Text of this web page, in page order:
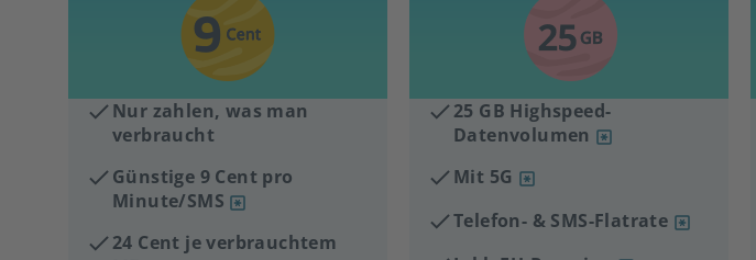
Nur zahlen, was man
verbraucht
Günstige 9 Cent pro
Minute/SMS
24 Cent je verbrauchtem
25 GB Highspeed-
Datenvolumen
Mit 5G
Telefon- & SMS-Flatrate